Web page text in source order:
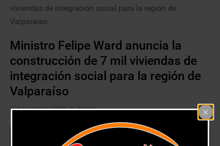
viviendas de integración social para la región de
Valparaíso
Ministro Felipe Ward anuncia la
construcción de 7 mil viviendas de
integración social para la región de
Valparaíso
6 noviembre, 2020 Región